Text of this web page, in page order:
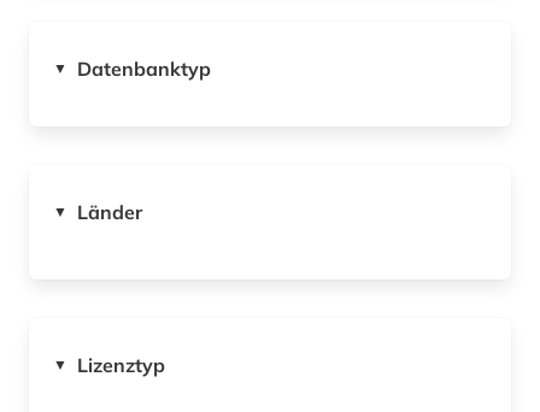
▼ Datenbanktyp
▼ Länder
▼ Lizenztyp